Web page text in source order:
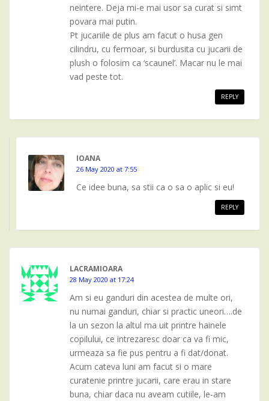
neintere. Deja mi-e mai usor sa curat si simt
povara mai putin.
Pt jucariile de plus am facut o husa gen
cilindru, cu fermoar, si burdusita cu jucarii de
plush o folosim ca ‘scaunel’. Macar nu le mai
vad peste tot.
REPLY
IOANA
26 May 2020 at 7:55
Ce idee buna, sa stii ca o sa o aplic si eu!
REPLY
LACRAMIOARA
28 May 2020 at 17:24
Am si eu ganduri din acestea de multe ori,
nu numai ganduri, chiar si practic uneori….de
la un sezon la altul ma uit printre hainele
copilului, ce intrezaresc doar ca va fi mic,
urmeaza sa fie pus pentru a fi dat/donat.
Acum cateva luni am facut si o mare
curatenie printre jucarii, care erau in stare
buna, chiar daca nu aveam cutiile, le-am